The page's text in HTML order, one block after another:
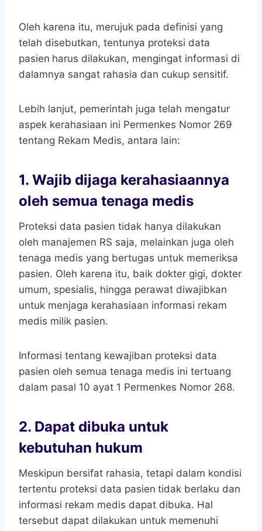
Oleh karena itu, merujuk pada definisi yang
telah disebutkan, tentunya proteksi data
pasien harus dilakukan, mengingat informasi di
dalamnya sangat rahasia dan cukup sensitif.
Lebih lanjut, pemerintah juga telah mengatur
aspek kerahasiaan ini Permenkes Nomor 269
tentang Rekam Medis, antara lain:
1. Wajib dijaga kerahasiaannya
oleh semua tenaga medis
Proteksi data pasien tidak hanya dilakukan
oleh manajemen RS saja, melainkan juga oleh
tenaga medis yang bertugas untuk memeriksa
pasien. Oleh karena itu, baik dokter gigi, dokter
umum, spesialis, hingga perawat diwajibkan
untuk menjaga kerahasiaan informasi rekam
medis milik pasien.
Informasi tentang kewajiban proteksi data
pasien oleh semua tenaga medis ini tertuang
dalam pasal 10 ayat 1 Permenkes Nomor 268.
2. Dapat dibuka untuk
kebutuhan hukum
Meskipun bersifat rahasia, tetapi dalam kondisi
tertentu proteksi data pasien tidak berlaku dan
informasi rekam medis dapat dibuka. Hal
tersebut dapat dilakukan untuk memenuhi